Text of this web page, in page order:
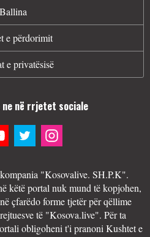
Ballina
e përdorimit
e privatësisë
ne në rrjetet sociale
"Kosovalive. SH.P.K".
këtë portal nuk mund të kopjohen,
çfarëdo forme tjetër për qëllime
të "Kosova.live". Për ta
obligoheni t'i pranoni Kushtet e